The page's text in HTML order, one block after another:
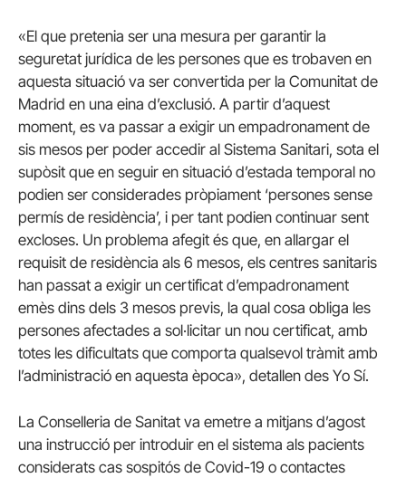
«El que pretenia ser una mesura per garantir la
seguretat jurídica de les persones que es trobaven en
aquesta situació va ser convertida per la Comunitat de
Madrid en una eina d’exclusió. A partir d’aquest
moment, es va passar a exigir un empadronament de
sis mesos per poder accedir al Sistema Sanitari, sota el
supòsit que en seguir en situació d’estada temporal no
podien ser considerades pròpiament ‘persones sense
permís de residència’, i per tant podien continuar sent
excloses. Un problema afegit és que, en allargar el
requisit de residència als 6 mesos, els centres sanitaris
han passat a exigir un certificat d’empadronament
emès dins dels 3 mesos previs, la qual cosa obliga les
persones afectades a sol·licitar un nou certificat, amb
totes les dificultats que comporta qualsevol tràmit amb
l’administració en aquesta època», detallen des Yo Sí.
La Conselleria de Sanitat va emetre a mitjans d’agost
una instrucció per introduir en el sistema als pacients
considerats cas sospitós de Covid-19 o contactes